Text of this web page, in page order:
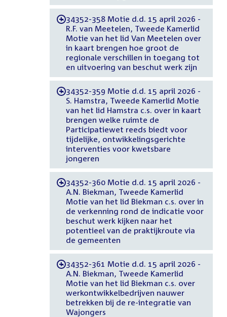
-34352-358 Motie d.d. 15 april 2026 -
R.F. van Meetelen, Tweede Kamerlid
Motie van het lid Van Meetelen over
in kaart brengen hoe groot de
regionale verschillen in toegang tot
en uitvoering van beschut werk zijn
-34352-359 Motie d.d. 15 april 2026 -
S. Hamstra, Tweede Kamerlid Motie
van het lid Hamstra c.s. over in kaart
brengen welke ruimte de
Participatiewet reeds biedt voor
tijdelijke, ontwikkelingsgerichte
interventies voor kwetsbare
jongeren
-34352-360 Motie d.d. 15 april 2026 -
A.N. Biekman, Tweede Kamerlid
Motie van het lid Biekman c.s. over in
de verkenning rond de indicatie voor
beschut werk kijken naar het
potentieel van de praktijkroute via
de gemeenten
-34352-361 Motie d.d. 15 april 2026 -
A.N. Biekman, Tweede Kamerlid
Motie van het lid Biekman c.s. over
werkontwikkelbedrijven nauwer
betrekken bij de re-integratie van
Wajongers